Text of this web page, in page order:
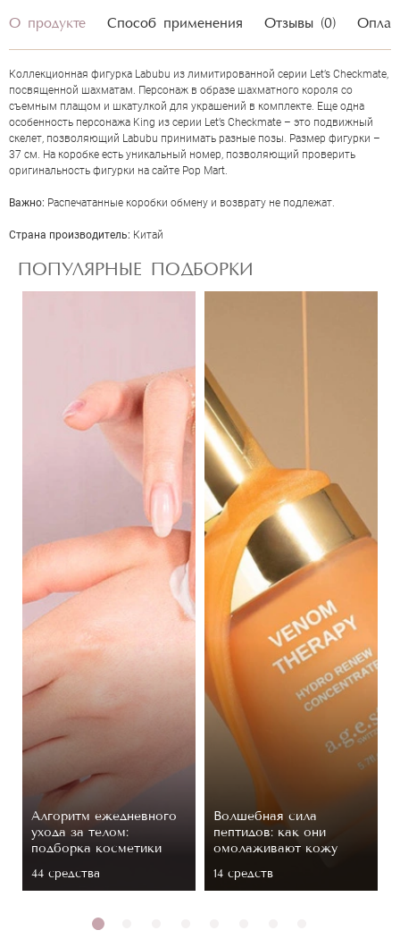
ОЦЕНКА
Отправить
О продукте Способ применения Отзывы (0)
Коллекционная фигурка Labubu из лимитированной серии Let’s Checkmate,
посвященной шахматам. Персонаж в образе шахматного короля со
съемным плащом и шкатулкой для украшений в комплекте. Еще одна
особенность персонажа King из серии Let’s Checkmate – это подвижный
скелет, позволяющий Labubu принимать разные позы. Размер фигурки –
37 см. На коробке есть уникальный номер, позволяющий проверить
оригинальность фигурки на сайте Pop Mart.
Важно: Распечатанные коробки обмену и возврату не подлежат.
Страна производитель: Китай
ПОПУЛЯРНЫЕ ПОДБОРКИ
Алгоритм ежедневного
ухода за телом:
подборка косметики
44 средствa
Волшебная сила
пептидов: как они
омолаживают кожу
14 средств